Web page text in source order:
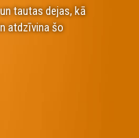
tautas dejas, kā
atdzīvina šo